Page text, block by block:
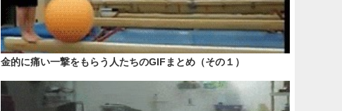
金的に痛い一撃をもらう人たちのGIFまとめ（その１）